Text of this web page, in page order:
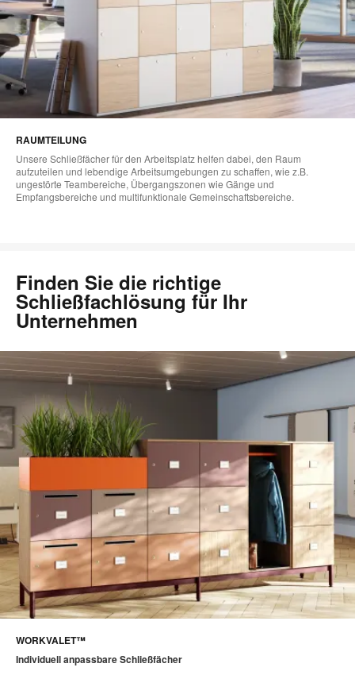
RAUMTEILUNG
Unsere Schließfächer für den Arbeitsplatz helfen dabei, den Raum
aufzuteilen und lebendige Arbeitsumgebungen zu schaffen, wie z.B.
ungestörte Teambereiche, Übergangszonen wie Gänge und
Empfangsbereiche und multifunktionale Gemeinschaftsbereiche.
Finden Sie die richtige
Schließfachlösung für Ihr
Unternehmen
WORKVALET™
Individuell anpassbare Schließfächer​